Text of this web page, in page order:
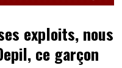
exploits, nous
ce garçon